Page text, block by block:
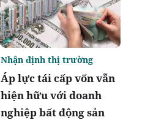
Áp lực tái cấp vốn vẫn
hiện hữu với doanh
nghiệp bất động sản
Nhận định thị trường